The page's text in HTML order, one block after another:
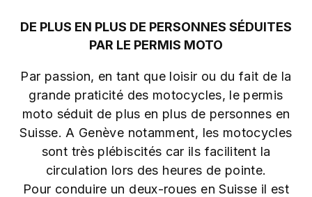
DE PLUS EN PLUS DE PERSONNES SÉDUITES
PAR LE PERMIS MOTO
Par passion, en tant que loisir ou du fait de la
grande praticité des motocycles, le permis
moto séduit de plus en plus de personnes en
Suisse. A Genève notamment, les motocycles
sont très plébiscités car ils facilitent la
circulation lors des heures de pointe.
Pour conduire un deux-roues en Suisse il est